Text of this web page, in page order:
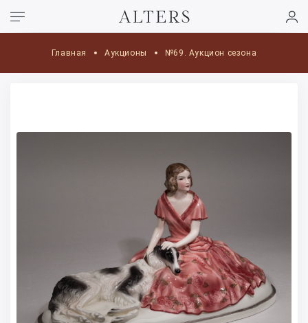
Главная Аукционы №69. Аукцион сезона